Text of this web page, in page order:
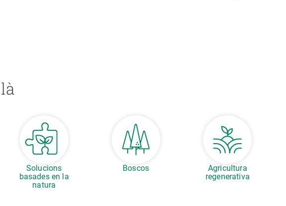
Solucions
basades en la
natura
Boscos
Agricultura
regenerativa